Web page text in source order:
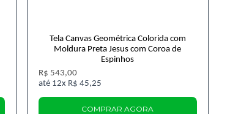
Tela Canvas Geométrica Colorida com
Moldura Preta Jesus com Coroa de
Espinhos
R$ 543,00
12x R$ 45,25
COMPRAR AGORA